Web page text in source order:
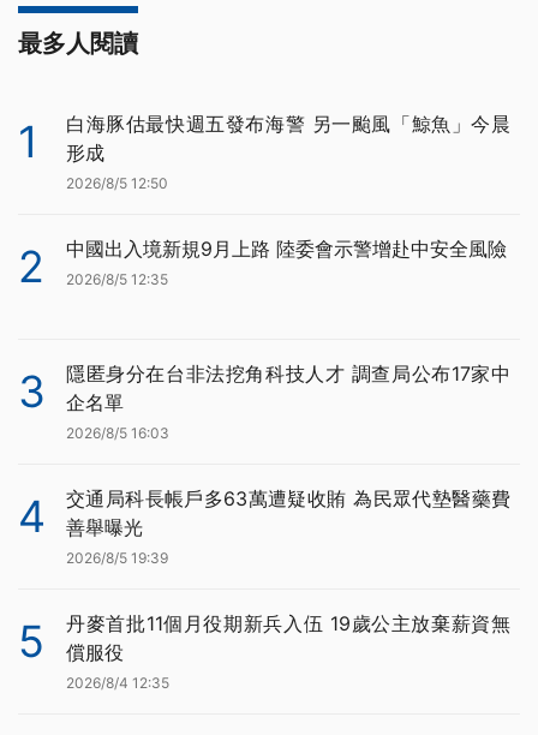
最多人閱讀
1
白海豚估最快週五發布海警 另一颱風「鯨魚」今晨
形成
2026/8/5 12:50
2 中國出入境新規9月上路 陸委會示警增赴中安全風險
2026/8/5 12:35
3
隱匿身分在台非法挖角科技人才 調查局公布17家中
企名單
2026/8/5 16:03
4
交通局科長帳戶多63萬遭疑收賄 為民眾代墊醫藥費
善舉曝光
2026/8/5 19:39
5
丹麥首批11個月役期新兵入伍 19歲公主放棄薪資無
償服役
2026/8/4 12:35